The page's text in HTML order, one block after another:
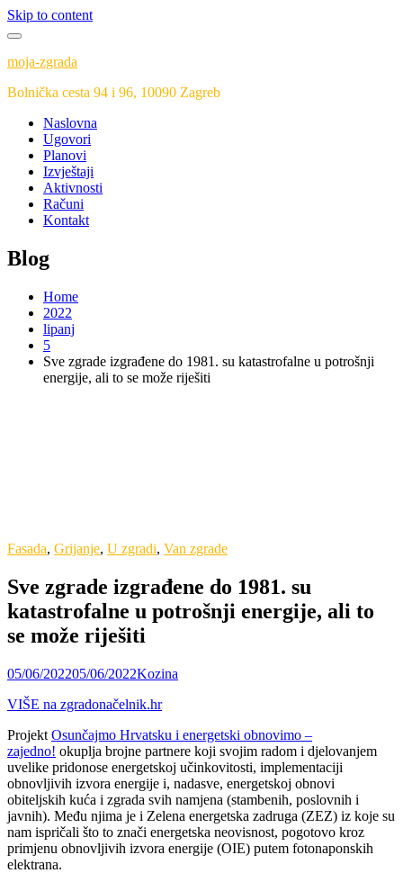
Skip to content
moja-zgrada
Bolnička cesta 94 i 96, 10090 Zagreb
Naslovna
Ugovori
Planovi
Izvještaji
Aktivnosti
Računi
Kontakt
Blog
Home
2022
lipanj
5
Sve zgrade izgrađene do 1981. su katastrofalne u potrošnji
energije, ali to se može riješiti
Fasada, Grijanje, U zgradi, Van zgrade
Sve zgrade izgrađene do 1981. su
katastrofalne u potrošnji energije, ali to
se može riješiti
05/06/202205/06/2022Kozina
VIŠE na zgradonačelnik.hr
Projekt Osunčajmo Hrvatsku i energetski obnovimo –
zajedno! okuplja brojne partnere koji svojim radom i djelovanjem
uvelike pridonose energetskoj učinkovitosti, implementaciji
obnovljivih izvora energije i, nadasve, energetskoj obnovi
obiteljskih kuća i zgrada svih namjena (stambenih, poslovnih i
javnih). Među njima je i Zelena energetska zadruga (ZEZ) iz koje su
nam ispričali što to znači energetska neovisnost, pogotovo kroz
primjenu obnovljivih izvora energije (OIE) putem fotonaponskih
elektrana.